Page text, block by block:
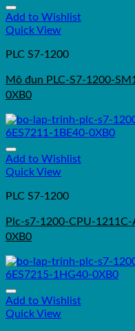
Add to Wishlist
Quick View
PLC S7-1200
Mô đun PLC-S7-1200-
0XB0
Add to Wishlist
Quick View
PLC S7-1200
Plc-s7-1200-CPU-1211C-
0XB0
Add to Wishlist
Quick View